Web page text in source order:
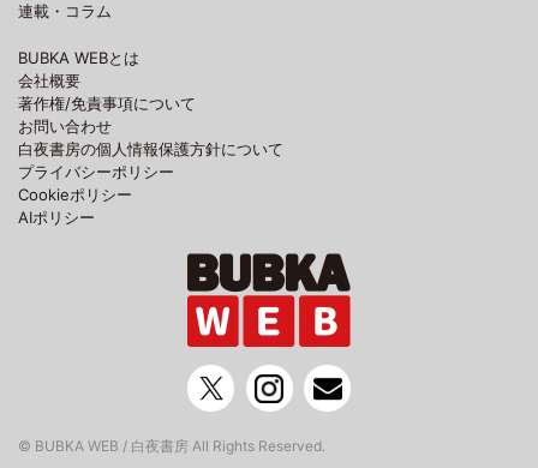
連載・コラム
BUBKA WEBとは
会社概要
著作権/免責事項について
お問い合わせ
白夜書房の個人情報保護方針について
プライバシーポリシー
Cookieポリシー
AIポリシー
© BUBKA WEB / 白夜書房 All Rights Reserved.